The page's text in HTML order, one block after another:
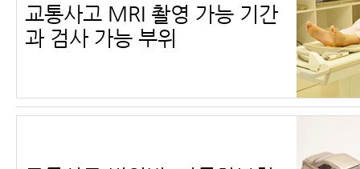
교통사고 MRI 촬영 가능 기간
과 검사 가능 부위